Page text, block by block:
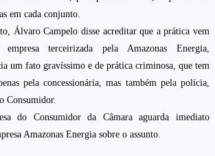
em cada conjunto.
Álvaro Campelo disse acreditar que a prática vem
terceirizada pela Amazonas Energia,
um fato gravíssimo e de prática criminosa, que tem
pela concessionária, mas também pela polícia,
Consumidor.
do Consumidor da Câmara aguarda imediato
Amazonas Energia sobre o assunto.